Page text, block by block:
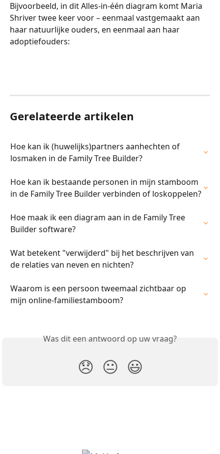
​​Bijvoorbeeld, in dit Alles-in-één diagram komt Maria
Shriver twee keer voor – eenmaal vastgemaakt aan
haar natuurlijke ouders, en eenmaal aan haar
adoptiefouders:
Gerelateerde artikelen
Hoe kan ik (huwelijks)partners aanhechten of
losmaken in de Family Tree Builder?
Hoe kan ik bestaande personen in mijn stamboom
in de Family Tree Builder verbinden of loskoppelen?
Hoe maak ik een diagram aan in de Family Tree
Builder software?
Wat betekent "verwijderd" bij het beschrijven van
de relaties van neven en nichten?
Waarom is een persoon tweemaal zichtbaar op
mijn online-familiestamboom?
Was dit een antwoord op uw vraag?
😞 😐 😃